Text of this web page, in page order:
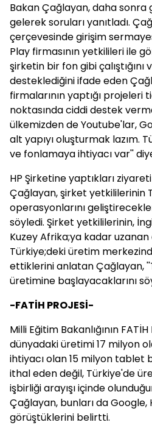
Bakan Çağlayan, daha
gelerek soruları yanıtladı.
çerçevesinde girişim
Play firmasının yetkilileri ile
şirketin bir fon gibi çalıştığını
desteklediğini ifade eden
firmalarının yaptığı projeleri
noktasında ciddi destek
ülkemizden de Youtube'lar,
alt yapıyı oluşturmak lazım.
ve fonlamaya ihtiyacı var''
HP Şirketine yaptıkları
Çağlayan, şirket yetkililerinin
operasyonlarını
söyledi. Şirket yetkililerinin,
Kuzey Afrika;ya kadar
Türkiye;deki üretim
ettiklerini anlatan Çağlayan,
üretimine başlayacaklarını
-FATİH PROJESİ-
Milli Eğitim Bakanlığının
dünyadaki üretimi 17 milyon
ihtiyacı olan 15 milyon tablet
ithal eden değil, Türkiye'de
işbirliği arayışı içinde
Çağlayan, bunları da
görüştüklerini belirtti.